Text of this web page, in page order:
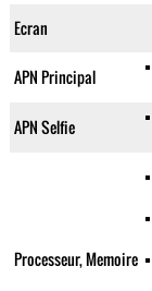
Ecran
APN Principal
APN Selfie
Processeur, Memoire